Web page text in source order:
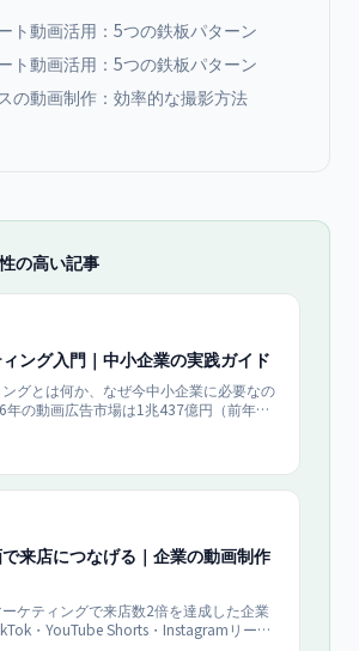
ト動画活用：5つの鉄板パターン
ト動画活用：5つの鉄板パターン
の動画制作：効率的な撮影方法
の高い記事
ング入門｜中小企業の実践ガイド
グとは何か、なぜ今中小企業に必要なの
年の動画広告市場は1兆437億円（前年比
、業種別の成功パターン、ROI計算方
来店につなげる｜企業の動画制作
ケティングで来店数2倍を達成した企業
・YouTube Shorts・Instagramリール